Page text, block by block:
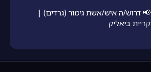
📢 דרוש/ה איש/אשת גימור (גרדים) |
קריית ביאליק